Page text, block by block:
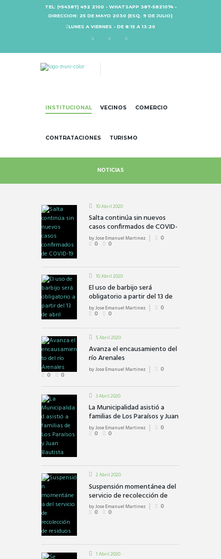
TEL: (+54387) 492 2100 - WHATSAPP 387-5821074 -
DIRECCION: 25 DE MAYO 2030 (ESQ. 9 DE JULIO)
LUNES A VIERNES - DE 8:15 A 13:20
INSTITUCIONAL VECINOS COMERCIO
CONTRATACIONES TURISMO
NOTICIAS
10 Abril 2020
Salta continúa sin nuevos
casos confirmados de COVID-
19
byJose Emanuel Martinez
0
0
0
10 Abril 2020
El uso de barbijo será
obligatorio a partir del 13 de
abril
byJose Emanuel Martinez
0
0
0
5 Abril 2020
Avanza el encausamiento del
río Arenales
byJose Emanuel Martinez
0
0
0
3 Abril 2020
La Municipalidad asistió a
familias de Los Paraísos y Juan
Bautista
byJose Emanuel Martinez
0
0
0
2 Abril 2020
Suspensión momentánea del
servicio de recolección de
residuos
byJose Emanuel Martinez
0
0
0
1 Abril 2020